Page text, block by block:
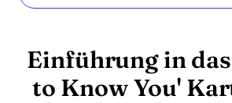
Einführung in
to Know You'